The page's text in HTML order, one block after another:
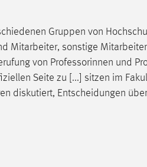
Gruppen von
Mitarbeiter, sonstige
von Professorinnen und
Seite zu [...] sitzen im
diskutiert, Entscheidungen